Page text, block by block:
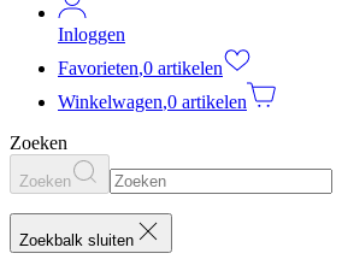
Inloggen
Favorieten,0 artikelen
Winkelwagen,0 artikelen
Zoeken
Zoeken
Zoekbalk sluiten